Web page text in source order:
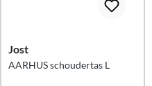
Jost
AARHUS schoudertas L